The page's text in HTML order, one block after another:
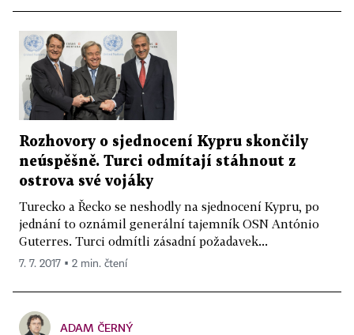
Rozhovory o sjednocení Kypru skončily
neúspěšně. Turci odmítají stáhnout z
ostrova své vojáky
Turecko a Řecko se neshodly na sjednocení Kypru, po
jednání to oznámil generální tajemník OSN António
Guterres. Turci odmítli zásadní požadavek...
7. 7. 2017 ▪ 2 min. čtení
ADAM ČERNÝ